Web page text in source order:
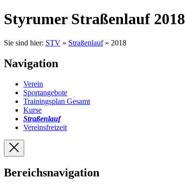
Styrumer Straßenlauf 2018
Sie sind hier: STV » Straßenlauf» 2018
Navigation
Verein
Sportangebote
Trainingsplan Gesamt
Kurse
Straßenlauf
Vereinsfreizeit
Bereichsnavigation